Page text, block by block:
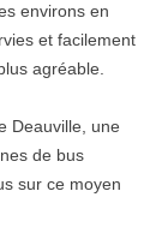
environs en
et facilement
agréable.
Deauville, une
de bus
sur ce moyen